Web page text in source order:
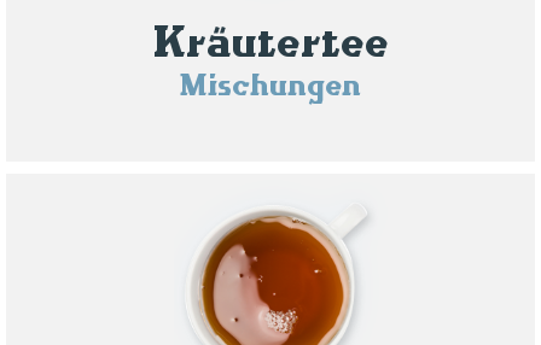
Kräutertee
Mischungen